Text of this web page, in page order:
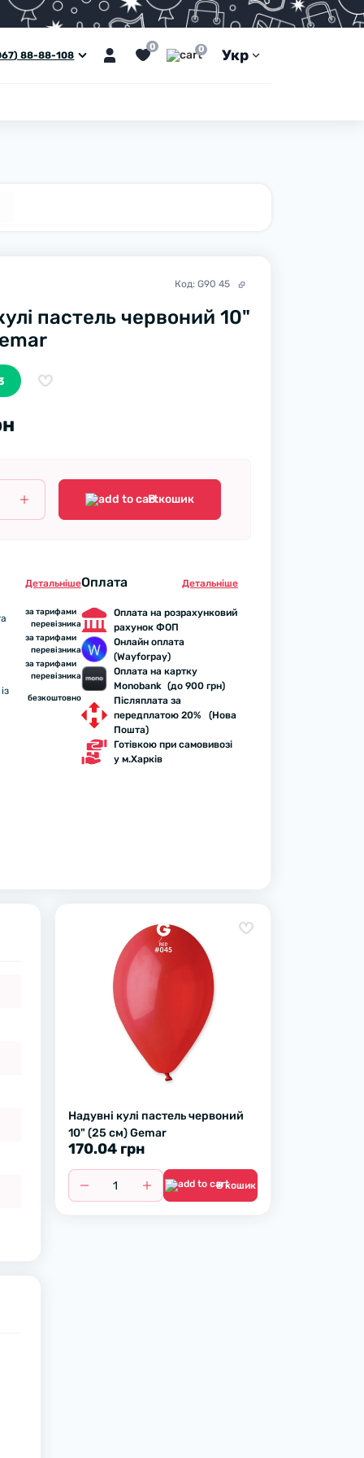
88-88-108
0 0 Укр
Код: G90 45
пастель червоний 10"
В кошик
Детальнiше
за тарифами
перевізника
за тарифами
перевізника
за тарифами
перевізника
безкоштовно
Оплата Детальнiше
Оплата на розрахунковий
рахунок ФОП
Онлайн оплата
(Wayforpay)
Оплата на картку
Monobank (до 900 грн)
Післяплата за
передплатою 20% (Нова
Пошта)
Готівкою при самовивозі
у м.Харків
Надувні кулі пастель червоний
10" (25 см) Gemar
170.04 грн
В кошик